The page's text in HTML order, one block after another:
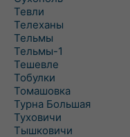
Тевли
Телеханы
Тельмы
Тельмы-1
Тешевле
Тобулки
Томашовка
Турна Большая
Туховичи
Тышковичи